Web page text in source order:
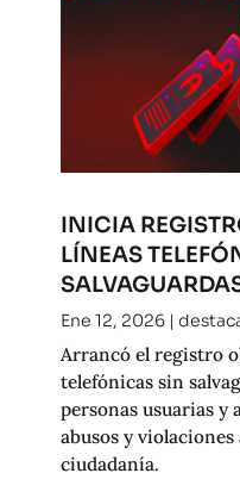
INICIA
LÍNEAS
Ene 12, 2026|
Arrancó el registro
telefónicas sin
personas usuarias y
abusos y
ciudadanía.